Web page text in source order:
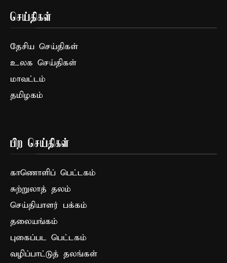
செய்திகள்
தேசிய செய்திகள்
உலக செய்திகள்
மாவட்டம்
தமிழகம்
பிற செய்திகள்
காணொளிப் பெட்டகம்
சுற்றுலாத் தலம்
செய்தியாளர் பக்கம்
தலையங்கம்
புகைப்பட பெட்டகம்
வழிப்பாட்டுத் தலங்கள்